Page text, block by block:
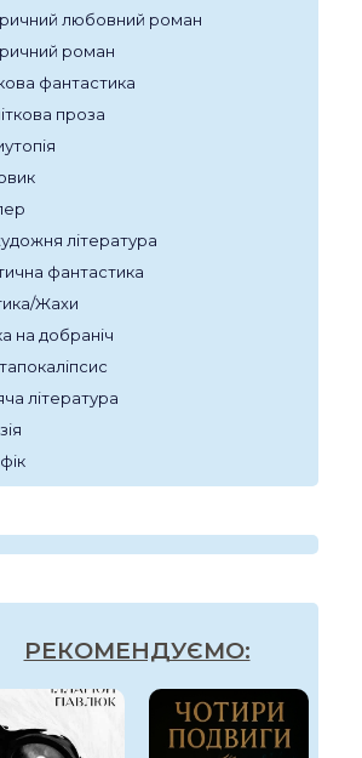
любовний роман
роман
фантастика
проза
література
фантастика
Жахи
на добраніч
література
РЕКОМЕНДУЄМО: